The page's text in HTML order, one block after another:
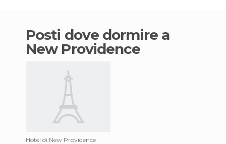
Posti dove dormire a
New Providence
Hotel di New Providence